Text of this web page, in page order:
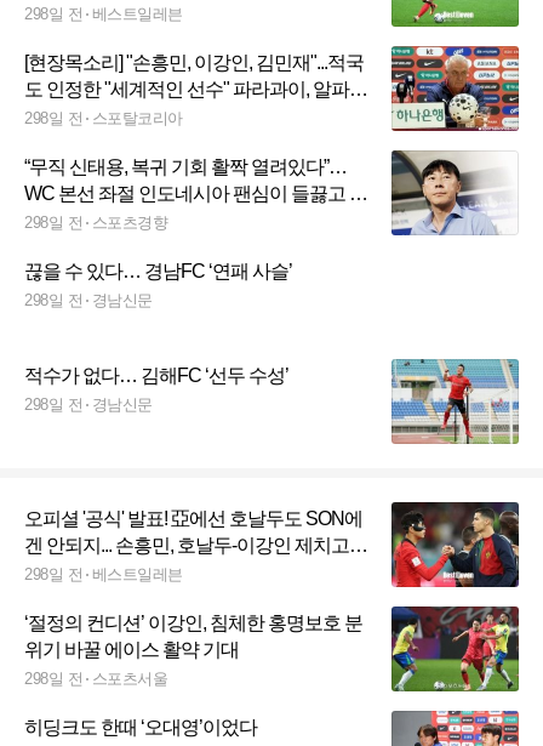
료 급등"
298일 전 베스트일레븐
[현장목소리] "손흥민, 이강인, 김민재"...적국
도 인정한 "세계적인 선수" 파라과이, 알파로
감독 "한국, 조직적으로 잘 짜여 있는 훌륭한
298일 전 스포탈코리아
“무직 신태용, 복귀 기회 활짝 열려있다”…
WC 본선 좌절 인도네시아 팬심이 들끓고 있
다
298일 전 스포츠경향
끊을 수 있다… 경남FC ‘연패 사슬’
298일 전 경남신문
적수가 없다… 김해FC ‘선두 수성’
298일 전 경남신문
오피셜 '공식' 발표! 亞에선 호날두도 SON에
겐 안되지... 손흥민, 호날두-이강인 제치고
통산 10번째 '아시아 발롱도르' 수상
298일 전 베스트일레븐
‘절정의 컨디션’ 이강인, 침체한 홍명보호 분
위기 바꿀 에이스 활약 기대
298일 전 스포츠서울
히딩크도 한때 ‘오대영’이었다